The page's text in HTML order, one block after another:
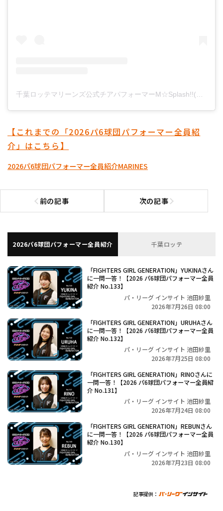
【これまでの「2026パ6球団パフォーマー全員紹
介」はこちら】
2026パ6球団パフォーマー全員紹介MARINES
前の記事
前の記事へ 次の記事次の記事へ
2026パ6球団パフォーマー全員紹介 千葉ロッテ
「FIGHTERS GIRL GENERATION」YUKINAさん
に一問一答！【2026 パ6球団パフォーマー全員
紹介 No.133】
パ・リーグ インサイト 池田紗里
2026年7月26日 08:00
「FIGHTERS GIRL GENERATION」URUHAさん
に一問一答！【2026 パ6球団パフォーマー全員
紹介 No.132】
パ・リーグ インサイト 池田紗里
2026年7月25日 08:00
「FIGHTERS GIRL GENERATION」RINOさんに
一問一答！【2026 パ6球団パフォーマー全員紹
介 No.131】
パ・リーグ インサイト 池田紗里
2026年7月24日 08:00
「FIGHTERS GIRL GENERATION」REBUNさん
に一問一答！【2026 パ6球団パフォーマー全員
紹介 No.130】
パ・リーグ インサイト 池田紗里
2026年7月23日 08:00
記事提供：